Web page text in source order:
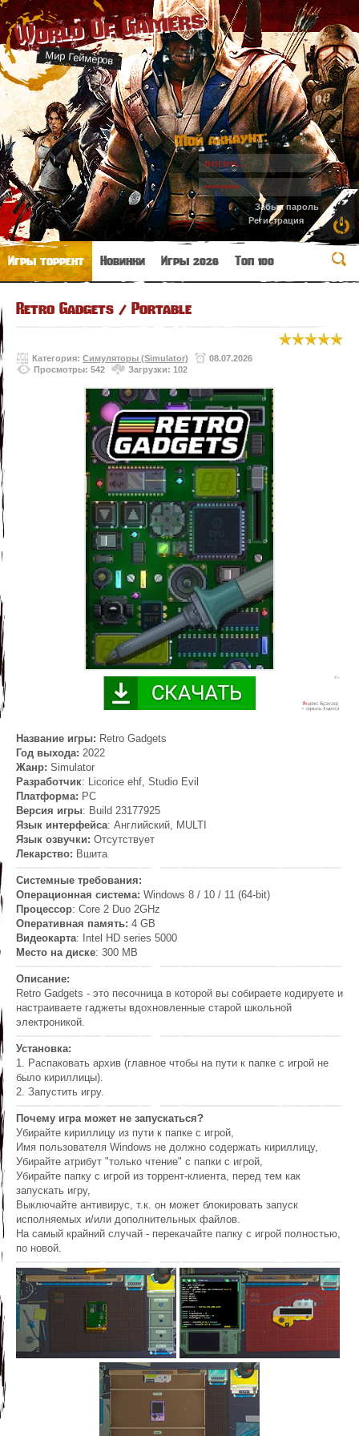
World Of Gamers
Мир Геймеров
Мой аккаунт:
Забыл пароль
Регистрация
Игры торрент Новинки Игры 2026 Топ 100
Retro Gadgets / Portable
Категория: Симуляторы (Simulator)
08.07.2026
Просмотры: 542
Загрузки: 102
Название игры: Retro Gadgets
Год выхода: 2022
Жанр: Simulator
Разработчик: Licorice ehf, Studio Evil
Платформа: PC
Версия игры: Build 23177925
Язык интерфейса: Английский, MULTI
Язык озвучки: Отсутствует
Лекарство: Вшита
Системные требования:
Операционная система: Windows 8 / 10 / 11 (64-bit)
Процессор: Core 2 Duo 2GHz
Оперативная память: 4 GB
Видеокарта: Intel HD series 5000
Место на диске: 300 MB
Описание:
Retro Gadgets - это песочница в которой вы собираете кодируете и
настраиваете гаджеты вдохновленные старой школьной
электроникой.
Установка:
1. Распаковать архив (главное чтобы на пути к папке с игрой не
было кириллицы).
2. Запустить игру.
Почему игра может не запускаться?
Убирайте кириллицу из пути к папке с игрой,
Имя пользователя Windows не должно содержать кириллицу,
Убирайте атрибут "только чтение" с папки с игрой,
Убирайте папку с игрой из торрент-клиента, перед тем как
запускать игру,
Выключайте антивирус, т.к. он может блокировать запуск
исполняемых и/или дополнительных файлов.
На самый крайний случай - перекачайте папку с игрой полностью,
по новой.